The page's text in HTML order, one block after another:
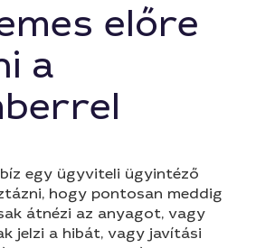
előre
a
egy ügyviteli ügyintéző
hogy pontosan meddig
átnézi az anyagot, vagy
jelzi a hibát, vagy javítási